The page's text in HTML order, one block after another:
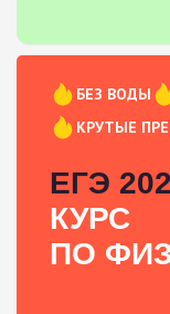
БЕЗ ВОДЫ
КРУТЫЕ
ЕГЭ
КУРС
ПО